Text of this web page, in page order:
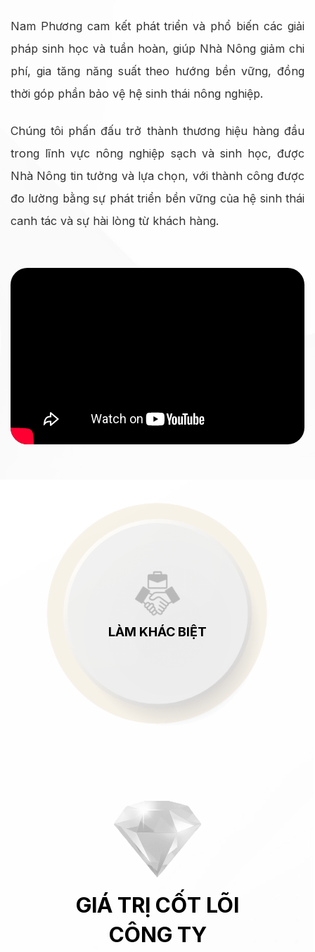
Nam Phương cam kết phát triển và phổ biến các giải
pháp sinh học và tuần hoàn, giúp Nhà Nông giảm chi
phí, gia tăng năng suất theo hướng bền vững, đồng
thời góp phần bảo vệ hệ sinh thái nông nghiệp.
Chúng tôi phấn đấu trở thành thương hiệu hàng đầu
trong lĩnh vực nông nghiệp sạch và sinh học, được
Nhà Nông tin tưởng và lựa chọn, với thành công được
đo lường bằng sự phát triển bền vững của hệ sinh thái
canh tác và sự hài lòng từ khách hàng.
LÀM KHÁC BIỆT
GIÁ TRỊ CỐT LÕI
CÔNG TY